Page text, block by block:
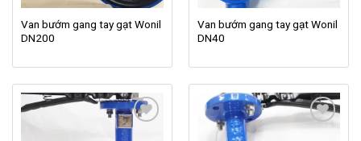
Van bướm gang tay gạt Wonil
DN200
Van bướm gang tay gạt Wonil
DN40